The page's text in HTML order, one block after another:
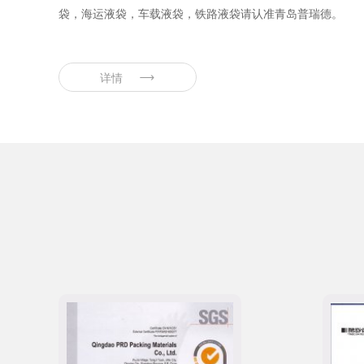
袋，海运液袋，车载液袋，铁路液袋请认准青岛普瑞德。
详情